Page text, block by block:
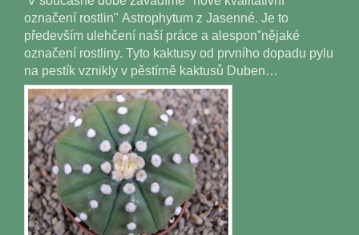
označení rostlin" Astrophytum z Jasenné. Je to
především ulehčení naší práce a alesponˇnějaké
označení rostliny. Tyto kaktusy od prvního dopadu pylu
na pestík vznikly v pěstírně kaktusů Duben…